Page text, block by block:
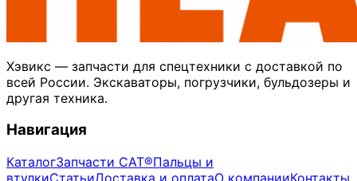
Хэвикс — запчасти для спецтехники с доставкой по
всей России. Экскаваторы, погрузчики, бульдозеры и
другая техника.
Навигация
КаталогЗапчасти CAT®Пальцы и
втулкиСтатьиДоставка и оплатаО компанииКонтакты